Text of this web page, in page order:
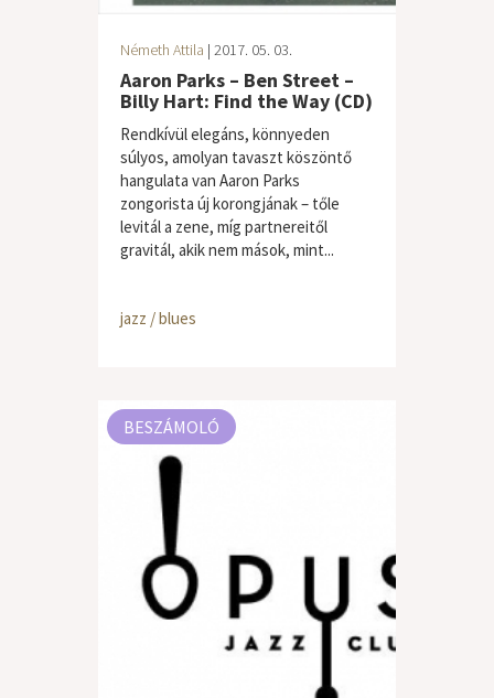
Németh Attila | 2017. 05. 03.
Aaron Parks – Ben Street –
Billy Hart: Find the Way (CD)
Rendkívül elegáns, könnyeden
súlyos, amolyan tavaszt köszöntő
hangulata van Aaron Parks
zongorista új korongjának – tőle
levitál a zene, míg partnereitől
gravitál, akik nem mások, mint...
jazz / blues
BESZÁMOLÓ